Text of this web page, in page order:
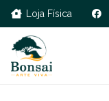
Loja Física